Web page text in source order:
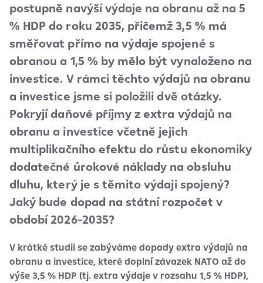
postupně navýší výdaje na obranu až na 5
% HDP do roku 2035, přičemž 3,5 % má
směřovat přímo na výdaje spojené s
obranou a 1,5 % by mělo být vynaloženo na
investice. V rámci těchto výdajů na obranu
a investice jsme si položili dvě otázky.
Pokryjí daňové příjmy z extra výdajů na
obranu a investice včetně jejich
multiplikačního efektu do růstu ekonomiky
dodatečné úrokové náklady na obsluhu
dluhu, který je s těmito výdaji spojený?
Jaký bude dopad na státní rozpočet v
období 2026-2035?
V krátké studii se zabýváme dopady extra výdajů na
obranu a investice, které doplní závazek NATO až do
výše 3,5 % HDP (tj. extra výdaje v rozsahu 1,5 % HDP),